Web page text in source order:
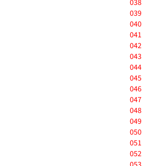
038
039
040
041
042
043
044
045
046
047
048
049
050
051
052